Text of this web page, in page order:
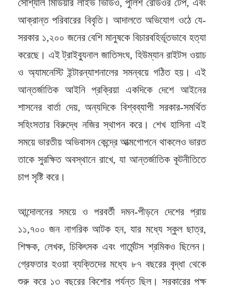
সোশ্যাল মিডিয়ার লাইভ ভিডিও, পুলিশ রেডিওর টেপ, এবং
আক্রান্ত পরিবারের বিবৃতি। আদালতে অভিযোগ ওঠে যে-
সরকার ১,২০০ জনের বেশি মানুষকে বিচারবহির্ভূতভাবে হত্যা
করেছে। এই ট্রাইব্যুনাল জাতিসংঘ, হিউম্যান রাইটস ওয়াচ
ও অ্যামনেস্টি ইন্টারন্যাশনালের সমন্বয়ে গঠিত হয়। এই
আন্তর্জাতিক আইনি প্রক্রিয়া একদিকে দেশে আইনের
শাসনের বার্তা দেয়, অন্যদিকে বিশ্বব্যাপী সরকার-সমর্থিত
সহিংসতার বিরুদ্ধে নজির স্থাপন করে। শেখ হাসিনা এই
সময়ে ভারতীয় অভিবাসন কেন্দ্রে আত্মগোপনে থাকলেও ভারত
তাকে সুরক্ষিত অবস্থানে রাখে, যা আন্তর্জাতিক কূটনীতিতে
চাপ সৃষ্টি করে।
আন্দোলনের সময়ে ও পরবর্তী দমন-পীড়নে দেশের প্রায়
১১,৭০০ জন নাগরিক আটক হন, যার মধ্যে স্কুল ছাত্র,
শিক্ষক, লেখক, চিকিৎসক এবং গার্মেন্টস শ্রমিকও ছিলেন।
গ্রেফতার হওয়া ব্যক্তিদের মধ্যে ৮৭ বছরের বৃদ্ধা থেকে
শুরু করে ১৩ বছরের কিশোর পর্যন্ত ছিল। সরকারের পক্ষ